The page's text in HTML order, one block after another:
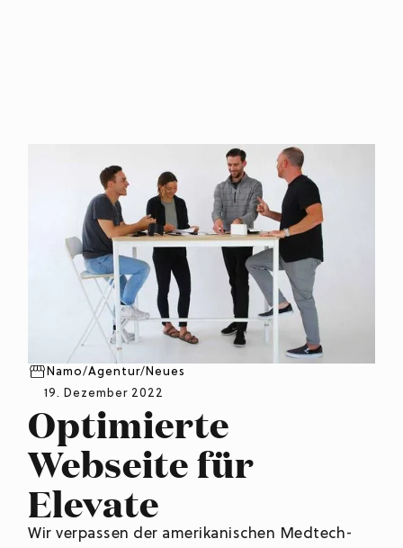
Namo/Agentur/Neues
19. Dezember 2022
Optimierte
Webseite für
Elevate
Wir verpassen der amerikanischen Medtech-